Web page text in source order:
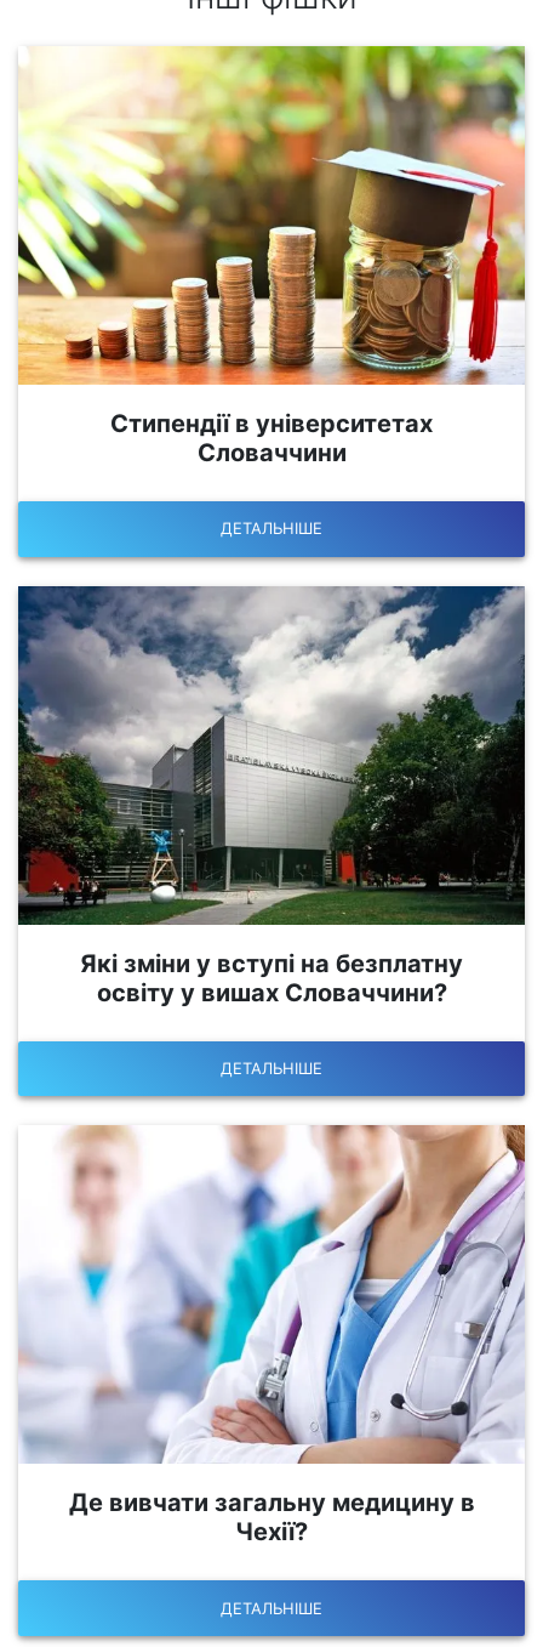
Стипендії в університетах
Словаччини
ДЕТАЛЬНІШЕ
Які зміни у вступі на безплатну
освіту у вишах Словаччини?
ДЕТАЛЬНІШЕ
Де вивчати загальну медицину в
Чехії?
ДЕТАЛЬНІШЕ